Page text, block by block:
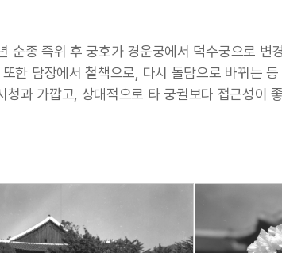
종 즉위 후 궁호가 경운궁에서 덕수궁으로 변
한 담장에서 철책으로, 다시 돌담으로 바뀌는
청과 가깝고, 상대적으로 타 궁궐보다 접근성